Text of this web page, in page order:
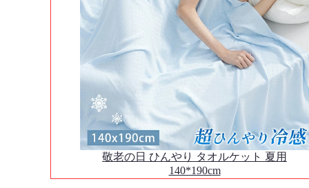
敬老の日 ひんやり タオルケット 夏用
140*190cm